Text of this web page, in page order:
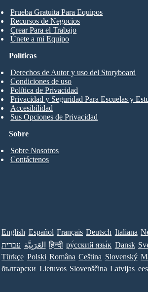
Prueba Gratuita Para Equipos
Recursos de Negocios
Crear Para el Trabajo
Únete a mi Equipo
Sobre
Sobre Nosotros
Contáctenos
Políticas
Derechos de Autor y uso del Storyboard
Condiciones de uso
Política de Privacidad
Privacidad y Seguridad Para Escuelas y
Accesibilidad
Sus Opciones de Privacidad
English Español Français Deutsch Italiana
עברית العَرَبِيَّة हिन्दी ру́сский язы́к Dansk
Türkçe Polski Româna Ceština Slovenský
български Lietuvos Slovenščina Latvijas